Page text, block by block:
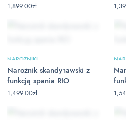
1,899.00zł
NAROŻNIKI
Narożnik skandynawski z
funkcją spania RIO
1,499.00zł